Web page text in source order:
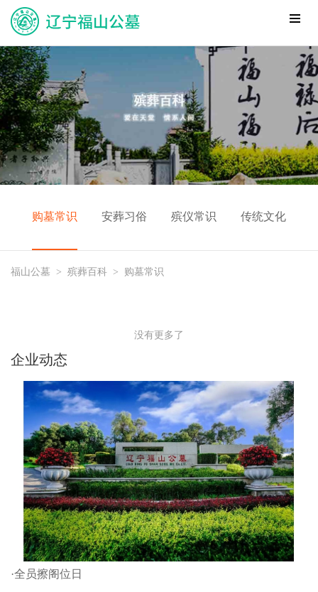
购墓常识 安葬习俗 殡仪常识 传统文化
福山公墓 > 殡葬百科 > 购墓常识
没有更多了
企业动态
·全员擦阁位日